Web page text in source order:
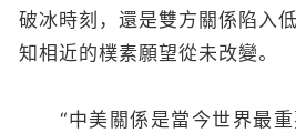
破冰時刻，還是雙方關係陷入
知相近的樸素願望從未改變。
“中美關係是當今世界最重